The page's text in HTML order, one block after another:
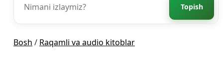
Topish
Bosh / Raqamli va audio kitoblar